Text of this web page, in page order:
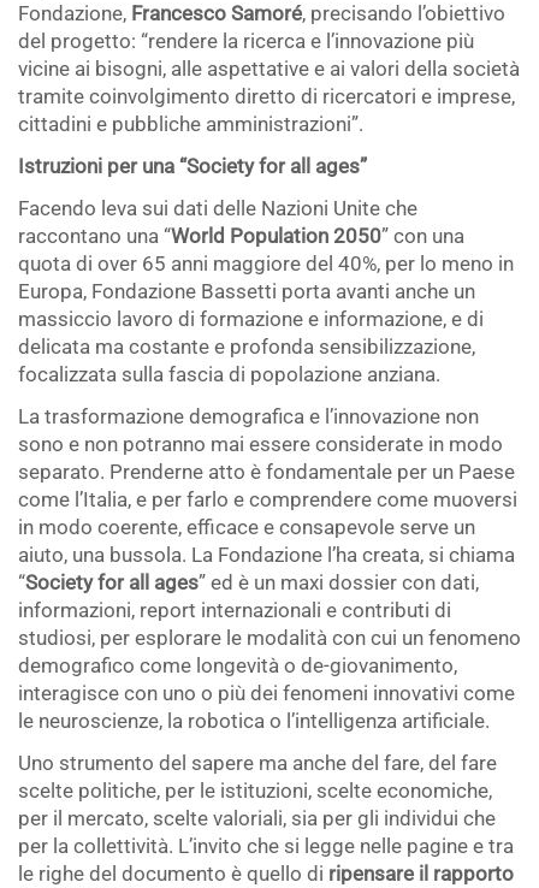
Fondazione, Francesco Samoré, precisando l’obiettivo
del progetto: “rendere la ricerca e l’innovazione più
vicine ai bisogni, alle aspettative e ai valori della società
tramite coinvolgimento diretto di ricercatori e imprese,
cittadini e pubbliche amministrazioni”.
Istruzioni per una “Society for all ages”
Facendo leva sui dati delle Nazioni Unite che
raccontano una “World Population 2050” con una
quota di over 65 anni maggiore del 40%, per lo meno in
Europa, Fondazione Bassetti porta avanti anche un
massiccio lavoro di formazione e informazione, e di
delicata ma costante e profonda sensibilizzazione,
focalizzata sulla fascia di popolazione anziana.
La trasformazione demografica e l’innovazione non
sono e non potranno mai essere considerate in modo
separato. Prenderne atto è fondamentale per un Paese
come l’Italia, e per farlo e comprendere come muoversi
in modo coerente, efficace e consapevole serve un
aiuto, una bussola. La Fondazione l’ha creata, si chiama
“Society for all ages” ed è un maxi dossier con dati,
informazioni, report internazionali e contributi di
studiosi, per esplorare le modalità con cui un fenomeno
demografico come longevità o de-giovanimento,
interagisce con uno o più dei fenomeni innovativi come
le neuroscienze, la robotica o l’intelligenza artificiale.
Uno strumento del sapere ma anche del fare, del fare
scelte politiche, per le istituzioni, scelte economiche,
per il mercato, scelte valoriali, sia per gli individui che
per la collettività. L’invito che si legge nelle pagine e tra
le righe del documento è quello di ripensare il rapporto